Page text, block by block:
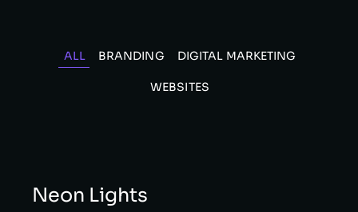
ALL BRANDING DIGITAL MARKETING
WEBSITES
Neon Lights